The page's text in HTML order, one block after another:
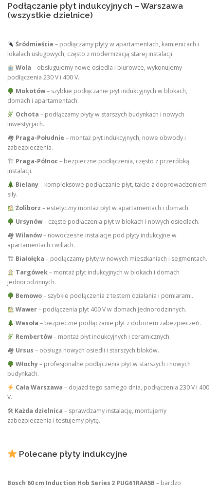
Podłączanie płyt indukcyjnych – Warszawa
(wszystkie dzielnice)
Śródmieście – podłączamy płyty w apartamentach, kamienicach i
lokalach usługowych, często z modernizacją starej instalacji.
Wola – obsługujemy nowe osiedla i biurowce, wykonujemy
podłączenia 230 V i 400 V.
Mokotów– szybkie podłączanie płyt indukcyjnych w blokach,
domach i apartamentach.
Ochota – podłączamy płyty w starszych budynkach i nowych
inwestycjach.
🏘 Praga-Południe – montaż płyt indukcyjnych, nowe obwody i
zabezpieczenia.
🏗 Praga-Północ – bezpieczne podłączenia, często z przeróbką
instalacji.
Bielany– kompleksowe podłączanie płyt, także z doprowadzeniem
siły.
Żoliborz – estetyczny montaż płyt w apartamentach i domach.
Ursynów– częste podłączenia płyt w blokach i nowych osiedlach.
🏘 Wilanów– nowoczesne instalacje pod płyty indukcyjne w
apartamentach i willach.
🏗 Białołęka – podłączamy płyty w nowych mieszkaniach i segmentach.
Targówek– montaż płyt indukcyjnych w blokach i domach
jednorodzinnych.
Bemowo– szybkie podłączenia z testem działania i pomiarami.
Wawer– podłączenia płyt 400 V w domach jednorodzinnych.
Wesoła – bezpieczne podłączanie płyt z doborem zabezpieczeń.
Rembertów– montaż płyt indukcyjnych i ceramicznych.
🏘 Ursus – obsługa nowych osiedli i starszych bloków.
Włochy– profesjonalne podłączenia płyt w starszych i nowych
budynkach.
Cała Warszawa – dojazd tego samego dnia, podłączenia 230 V i 400
V.
🛠 Każda dzielnica – sprawdzamy instalację, montujemy
zabezpieczenia i testujemy płytę.
Polecane płyty indukcyjne
Bosch 60 cm Induction Hob Series 2 PUG61RAA5B – bardzo